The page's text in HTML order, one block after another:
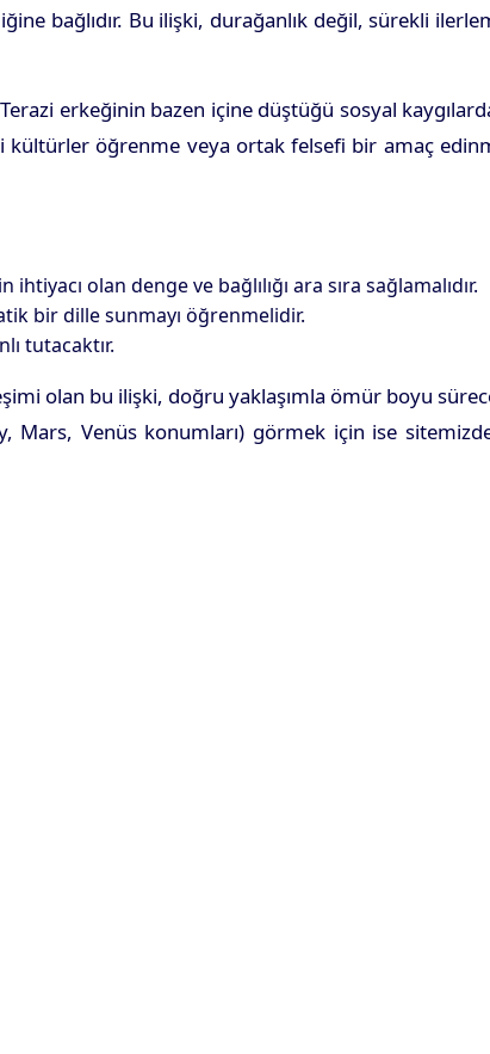
bağlıdır. Bu ilişki, durağanlık değil, sürekli
erkeğinin bazen içine düştüğü sosyal
kültürler öğrenme veya ortak felsefi bir amaç
ihtiyacı olan denge ve bağlılığı ara sıra sağlamalıdır.
bir dille sunmayı öğrenmelidir.
tutacaktır.
olan bu ilişki, doğru yaklaşımla ömür boyu
Mars, Venüs konumları) görmek için ise